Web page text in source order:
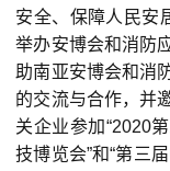
安全、保障人民安
举办安博会和消防
助南亚安博会和消
的交流与合作，并
关企业参加“2020
技博览会”和“第三